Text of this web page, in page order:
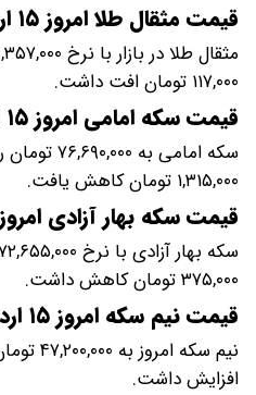
قیمت مثقال طلا امروز ۱۵ اردیبهشت ۱۴۰۴
۱۱۷,۰۰۰ تومان افت داشت.
قیمت سکه امامی امروز ۱۵ اردیبهشت ۱۴۰۴
سکه امامی
۱,۳۱۵,۰۰۰ تومان کاهش یافت.
قیمت سکه بهار آزادی امروز ۱۵ اردیبهشت ۱۴۰۴
۳۷۵,۰۰۰ تومان کاهش داشت.
قیمت نیم سکه امروز ۱۵ اردیبهشت ۱۴۰۴
افزایش داشت.